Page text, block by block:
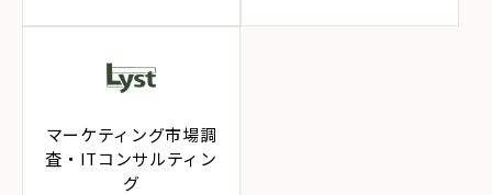
マーケティング市場調
査・ITコンサルティン
グ